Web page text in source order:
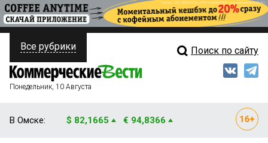
ПОЛИТИКА
ФИНАНСЫ
Свежий выпуск
Все рубрики Поиск по сайту
Понедельник, 10 Августа
В Омске: $ 82,1665 € 94,8366